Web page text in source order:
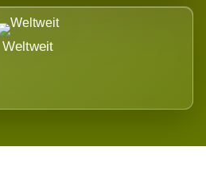
Weltweit